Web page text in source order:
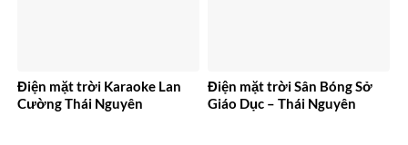
Điện mặt trời Karaoke Lan
Cường Thái Nguyên
Điện mặt trời Sân Bóng Sở
Giáo Dục – Thái Nguyên